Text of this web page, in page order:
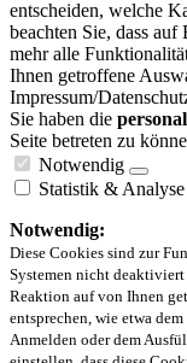
entscheiden, welche
beachten Sie, dass
mehr alle
Ihnen getroffene
Impressum/
Sie haben die
Seite betreten zu
Notwendig
Statistik & Analyse
Notwendig:
Diese Cookies sind zur
Systemen nicht deaktiviert
Reaktion auf von Ihnen
entsprechen, wie etwa
Anmelden oder dem